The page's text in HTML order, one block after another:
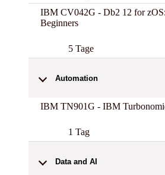
IBM CV042G - Db2 12 for
Beginners
5 Tage
Automation
IBM TN901G - IBM
1 Tag
Data and AI